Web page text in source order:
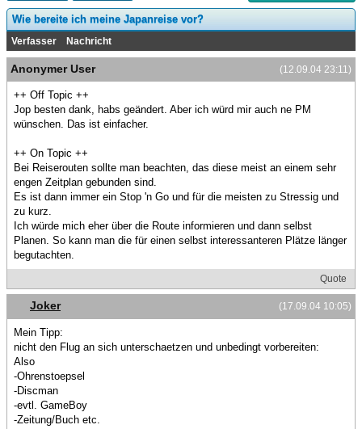
Wie bereite ich meine Japanreise vor?
Verfasser Nachricht
(12.09.04 23:11)
Anonymer User
++ Off Topic ++
Jop besten dank, habs geändert. Aber ich würd mir auch ne PM
wünschen. Das ist einfacher.
++ On Topic ++
Bei Reiserouten sollte man beachten, das diese meist an einem sehr
engen Zeitplan gebunden sind.
Es ist dann immer ein Stop 'n Go und für die meisten zu Stressig und
zu kurz.
Ich würde mich eher über die Route informieren und dann selbst
Planen. So kann man die für einen selbst interessanteren Plätze länger
begutachten.
Quote
(17.09.04 10:05)
Joker
Mein Tipp:
nicht den Flug an sich unterschaetzen und unbedingt vorbereiten:
Also
-Ohrenstoepsel
-Discman
-evtl. GameBoy
-Zeitung/Buch etc.